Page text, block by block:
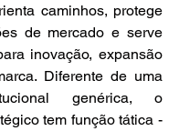
caminhos, protege
de mercado e serve
inovação, expansão
Diferente de uma
genérica, o
tem função tática -